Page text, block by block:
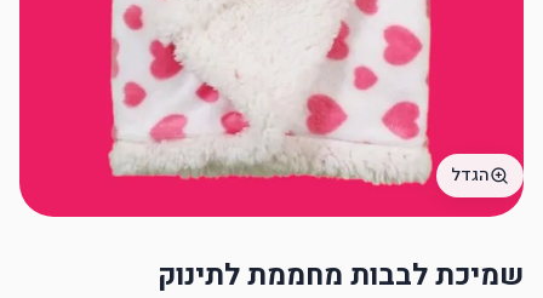
הגדל
שמיכת לבבות מחממת לתינוק